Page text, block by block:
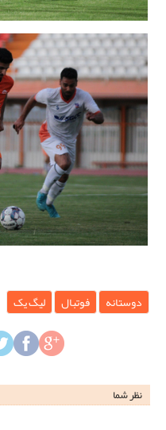
دوستانه فوتبال لیگ یک
نظر شما